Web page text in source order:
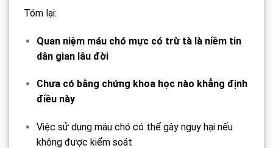
Tóm lại:
Quan niệm máu chó mực có trừ tà là niềm tin
dân gian lâu đời
Chưa có bằng chứng khoa học nào khẳng định
điều này
Việc sử dụng máu chó có thể gây nguy hại nếu
không được kiểm soát